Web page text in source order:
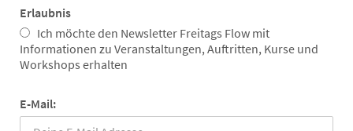
Erlaubnis
Ich möchte den Newsletter Freitags Flow mit
Informationen zu Veranstaltungen, Auftritten, Kurse und
Workshops erhalten
E-Mail: